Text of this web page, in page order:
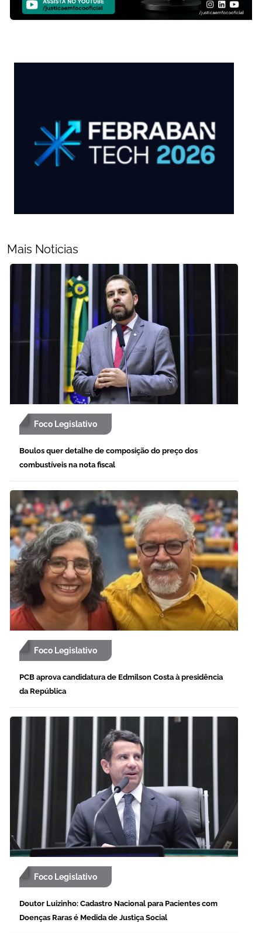
Mais Noticias
Foco Legislativo
Boulos quer detalhe de composição do preço dos
combustíveis na nota fiscal
Foco Legislativo
PCB aprova candidatura de Edmilson Costa à presidência
da República
Foco Legislativo
Doutor Luizinho: Cadastro Nacional para Pacientes com
Doenças Raras é Medida de Justiça Social